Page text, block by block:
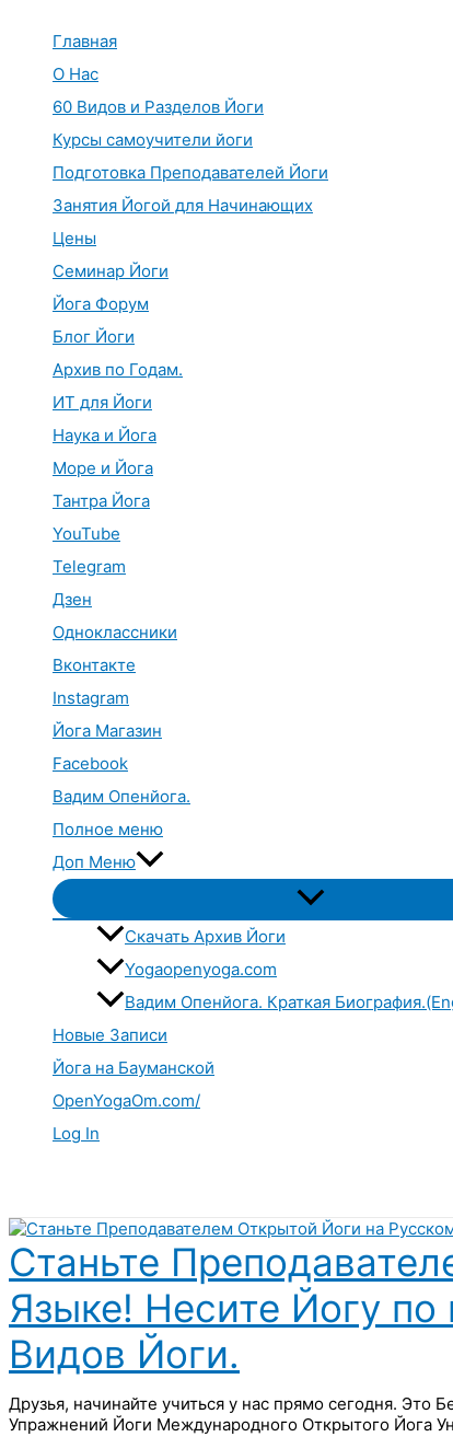
Главная
О Нас
60 Видов и Разделов Йоги
Курсы самоучители йоги
Подготовка Преподавателей Йоги
Занятия Йогой для Начинающих
Цены
Семинар Йоги
Йога Форум
Блог Йоги
Архив по Годам.
ИТ для Йоги
Наука и Йога
Море и Йога
Тантра Йога
YouTube
Telegram
Дзен
Одноклассники
Вконтакте
Instagram
Йога Магазин
Facebook
Вадим Опенйога.
Полное меню
Доп Меню
Переключатель
меню
Скачать Архив Йоги
Yogaopenyoga.com
Вадим Опенйога. Краткая
Новые Записи
Йога на Бауманской
OpenYogaOm.com/
Log In
Станьте
Языке! Несите Йогу
Видов Йоги.
Друзья, начинайте учиться у нас прямо сегодня.
Упражнений Йоги Международного Открытого Йога